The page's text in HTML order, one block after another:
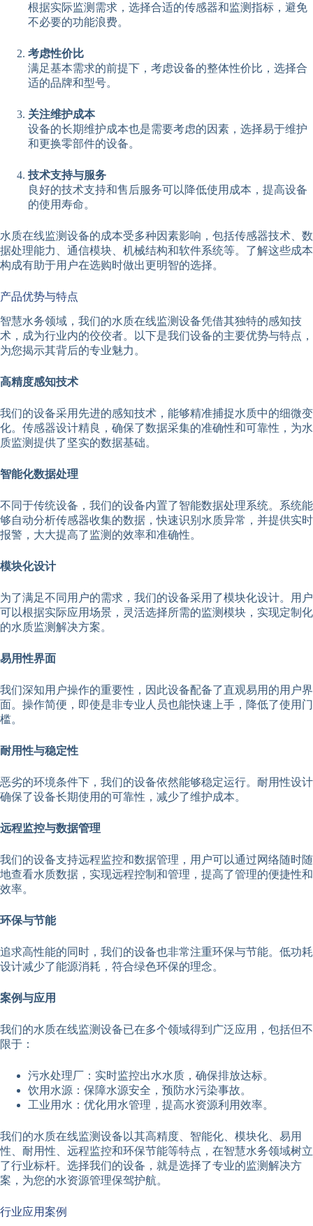
根据实际监测需求，选择合适的传感器和监测指标，避免
不必要的功能浪费。
考虑性价比
满足基本需求的前提下，考虑设备的整体性价比，选择合
适的品牌和型号。
关注维护成本
设备的长期维护成本也是需要考虑的因素，选择易于维护
和更换零部件的设备。
技术支持与服务
良好的技术支持和售后服务可以降低使用成本，提高设备
的使用寿命。
水质在线监测设备的成本受多种因素影响，包括传感器技术、数
据处理能力、通信模块、机械结构和软件系统等。了解这些成本
构成有助于用户在选购时做出更明智的选择。
产品优势与特点
智慧水务领域，我们的水质在线监测设备凭借其独特的感知技
术，成为行业内的佼佼者。以下是我们设备的主要优势与特点，
为您揭示其背后的专业魅力。
高精度感知技术
我们的设备采用先进的感知技术，能够精准捕捉水质中的细微变
化。传感器设计精良，确保了数据采集的准确性和可靠性，为水
质监测提供了坚实的数据基础。
智能化数据处理
不同于传统设备，我们的设备内置了智能数据处理系统。系统能
够自动分析传感器收集的数据，快速识别水质异常，并提供实时
报警，大大提高了监测的效率和准确性。
模块化设计
为了满足不同用户的需求，我们的设备采用了模块化设计。用户
可以根据实际应用场景，灵活选择所需的监测模块，实现定制化
的水质监测解决方案。
易用性界面
我们深知用户操作的重要性，因此设备配备了直观易用的用户界
面。操作简便，即使是非专业人员也能快速上手，降低了使用门
槛。
耐用性与稳定性
恶劣的环境条件下，我们的设备依然能够稳定运行。耐用性设计
确保了设备长期使用的可靠性，减少了维护成本。
远程监控与数据管理
我们的设备支持远程监控和数据管理，用户可以通过网络随时随
地查看水质数据，实现远程控制和管理，提高了管理的便捷性和
效率。
环保与节能
追求高性能的同时，我们的设备也非常注重环保与节能。低功耗
设计减少了能源消耗，符合绿色环保的理念。
案例与应用
我们的水质在线监测设备已在多个领域得到广泛应用，包括但不
限于：
污水处理厂：实时监控出水水质，确保排放达标。
饮用水源：保障水源安全，预防水污染事故。
工业用水：优化用水管理，提高水资源利用效率。
我们的水质在线监测设备以其高精度、智能化、模块化、易用
性、耐用性、远程监控和环保节能等特点，在智慧水务领域树立
了行业标杆。选择我们的设备，就是选择了专业的监测解决方
案，为您的水资源管理保驾护航。
行业应用案例